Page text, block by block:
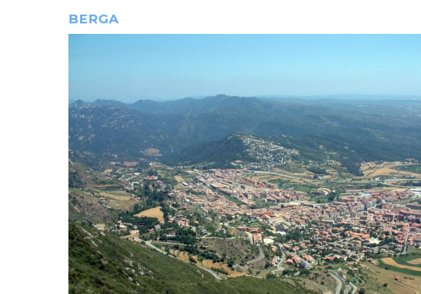
BERGA